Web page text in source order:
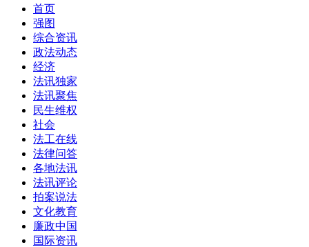
首页
强图
综合资讯
政法动态
经济
法讯独家
法讯聚焦
民生维权
社会
法工在线
法律问答
各地法讯
法讯评论
拍案说法
文化教育
廉政中国
国际资讯